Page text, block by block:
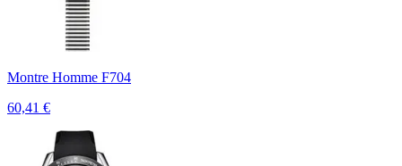
Montre Homme F704
60,41 €